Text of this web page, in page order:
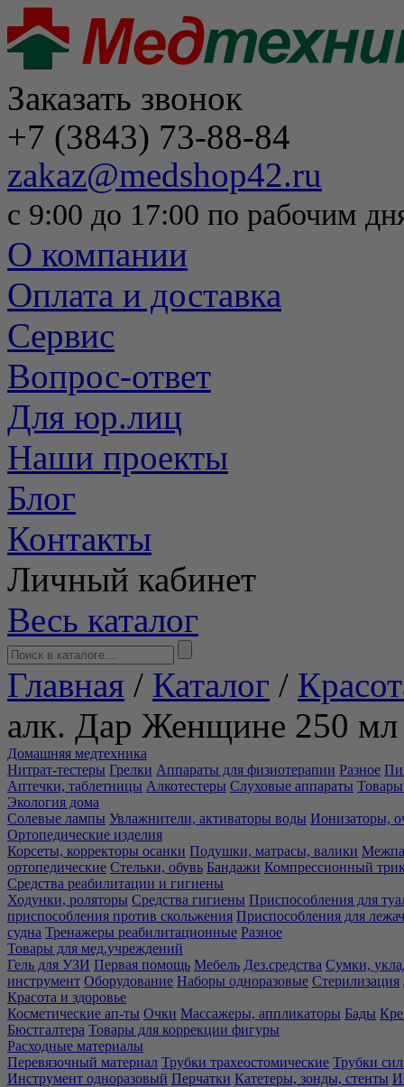
Заказать звонок
+7 (3843) 73-88-84
zakaz@medshop42.ru
с 9:00 до 17:00 по рабочим
О компании
Оплата и доставка
Сервис
Вопрос-ответ
Для юр.лиц
Наши проекты
Блог
Контакты
Личный кабинет
Весь каталог
Главная / Каталог /
алк. Дар Женщине 250 мл
Домашняя медтехника
Нитрат-тестеры Грелки Аппараты для физиотерапии Разное
Аптечки, таблетницы Алкотестеры Слуховые аппараты Товары
Экология дома
Солевые лампы Увлажнители, активаторы воды Ионизаторы,
Ортопедические изделия
Корсеты, корректоры осанки Подушки, матрасы, валики
ортопедические Стельки, обувь Бандажи Компрессионный
Средства реабилитации и гигиены
Ходунки, роляторы Средства гигиены Приспособления для
приспособления против скольжения Приспособления для
судна Тренажеры реабилитационные Разное
Товары для мед.учреждений
Гель для УЗИ Первая помощь Мебель Дез.средства Сумки,
инструмент Оборудование Наборы одноразовые Стерилизация
Красота и здоровье
Косметические ап-ты Очки Массажеры, аппликаторы Бады
Бюстгалтера Товары для коррекции фигуры
Расходные материалы
Перевязочный материал Трубки трахеостомические Трубки
Инструмент одноразовый Перчатки Катетеры, зонды, стенты